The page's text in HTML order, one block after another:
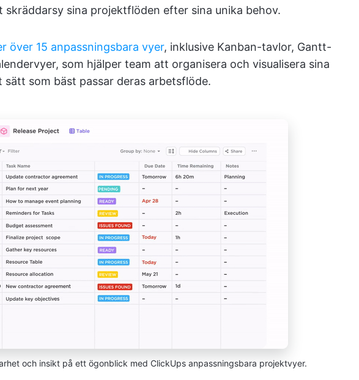
skräddarsy sina projektflöden efter sina unika behov.
över 15 anpassningsbara vyer, inklusive Kanban-tavlor, Gantt-
som hjälper team att organisera och visualisera sina
som bäst passar deras arbetsflöde.
och insikt på ett ögonblick med ClickUps anpassningsbara projektvyer.